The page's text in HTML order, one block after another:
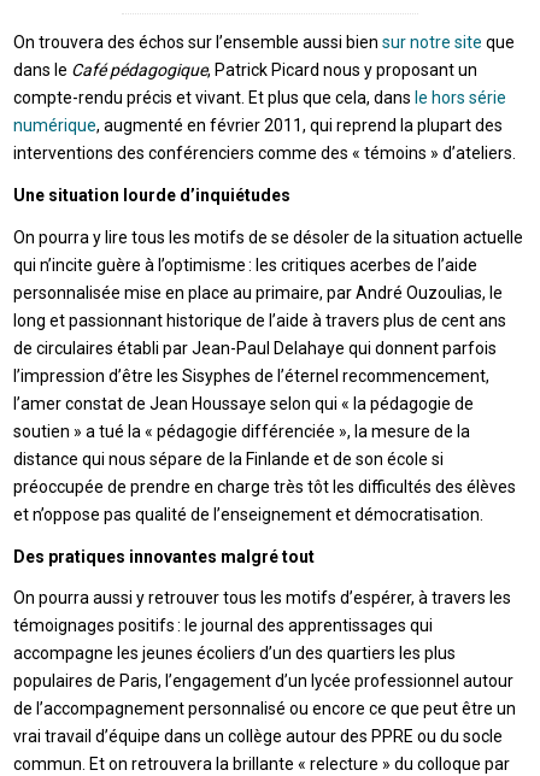
On trouvera des échos sur l’ensemble aussi biensur notre site que
dans le Café pédagogique, Patrick Picard nous y proposant un
compte-rendu précis et vivant. Et plus que cela, dans le hors série
numérique, augmenté en février 2011, qui reprend la plupart des
interventions des conférenciers comme des « témoins » d’ateliers.
Une situation lourde d’inquiétudes
On pourra y lire tous les motifs de se désoler de la situation actuelle
qui n’incite guère à l’optimisme : les critiques acerbes de l’aide
personnalisée mise en place au primaire, par André Ouzoulias, le
long et passionnant historique de l’aide à travers plus de cent ans
de circulaires établi par Jean-Paul Delahaye qui donnent parfois
l’impression d’être les Sisyphes de l’éternel recommencement,
l’amer constat de Jean Houssaye selon qui « la pédagogie de
soutien » a tué la « pédagogie différenciée », la mesure de la
distance qui nous sépare de la Finlande et de son école si
préoccupée de prendre en charge très tôt les difficultés des élèves
et n’oppose pas qualité de l’enseignement et démocratisation.
Des pratiques innovantes malgré tout
On pourra aussi y retrouver tous les motifs d’espérer, à travers les
témoignages positifs : le journal des apprentissages qui
accompagne les jeunes écoliers d’un des quartiers les plus
populaires de Paris, l’engagement d’un lycée professionnel autour
de l’accompagnement personnalisé ou encore ce que peut être un
vrai travail d’équipe dans un collège autour des PPRE ou du socle
commun. Et on retrouvera la brillante « relecture » du colloque par